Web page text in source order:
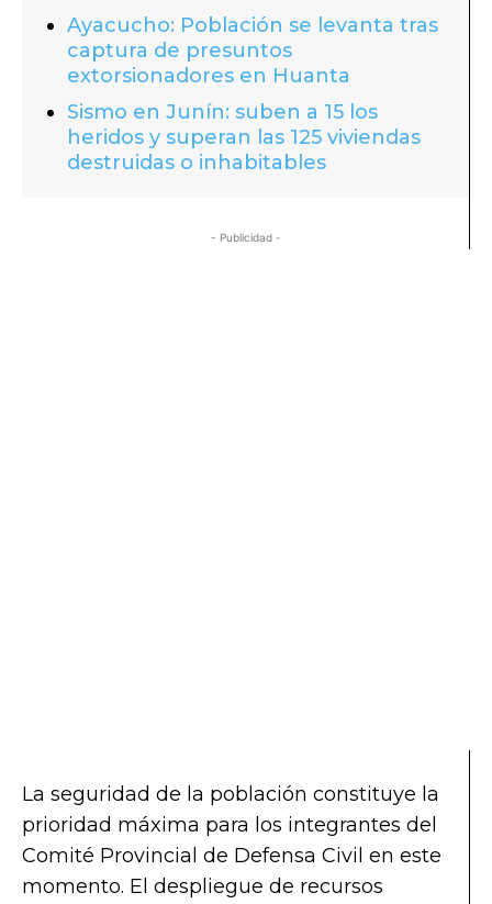
Ayacucho: Población se levanta tras
captura de presuntos
extorsionadores en Huanta
Sismo en Junín: suben a 15 los
heridos y superan las 125 viviendas
destruidas o inhabitables
- Publicidad -
La seguridad de la población constituye la
prioridad máxima para los integrantes del
Comité Provincial de Defensa Civil en este
momento. El despliegue de recursos